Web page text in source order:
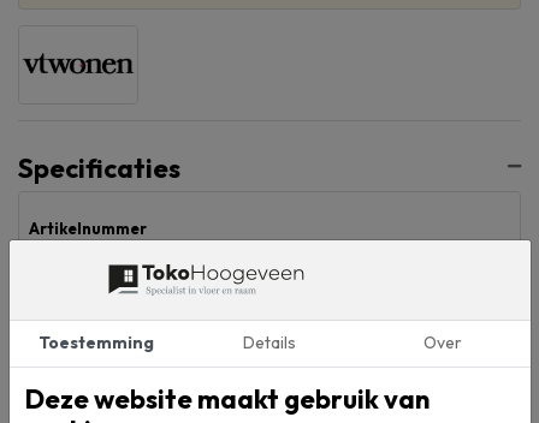
Specificaties
Artikelnummer
Breedte (mm)
Lengte (mm) 750
Toestemming Details Over
Deze website maakt gebruik van